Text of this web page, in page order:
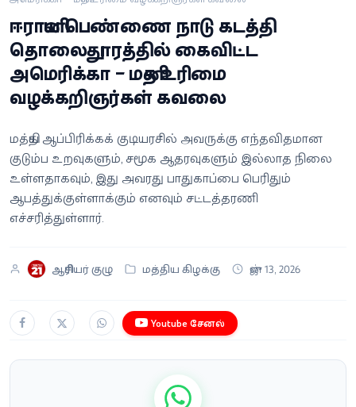
வீடியோ
வணிகம்
கட்டுரை
வெப்ஸ்டோரி
தமிழ்
ஈரானிய பெண்ணை நாடு கடத்தி
தொலைதூரத்தில் கைவிட்ட
அமெரிக்கா – மனித உரிமை
வழக்கறிஞர்கள் கவலை
மத்திய ஆப்பிரிக்கக் குடியரசில் அவருக்கு எந்தவிதமான
குடும்ப உறவுகளும், சமூக ஆதரவுகளும் இல்லாத நிலை
உள்ளதாகவும், இது அவரது பாதுகாப்பை பெரிதும்
ஆபத்துக்குள்ளாக்கும் எனவும் சட்டத்தரணி
எச்சரித்துள்ளார்.
ஆசிரியர் குழு மத்திய கிழக்கு ஜுன் 13, 2026
Youtube சேனல்